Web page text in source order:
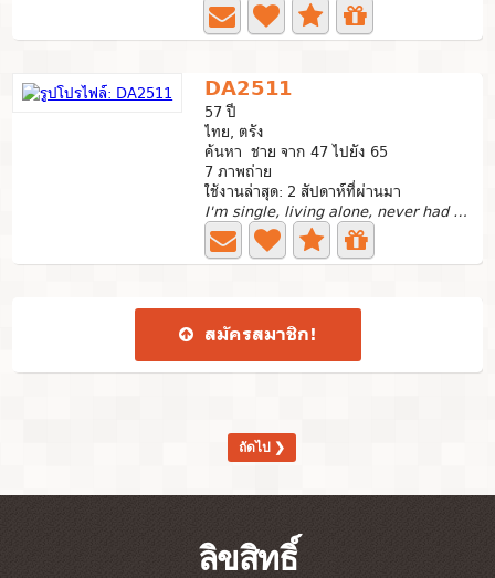
DA2511
57 ปี
ไทย, ตรัง
ค้นหา ชาย จาก 47 ไปยัง 65
7 ภาพถ่าย
ใช้งานล่าสุด: 2 สัปดาห์ที่ผ่านมา
I'm single, living alone, never had a family, and need a...
สมัคร​สมาชิก​!
ถัดไป ❯
ลิขสิทธิ์